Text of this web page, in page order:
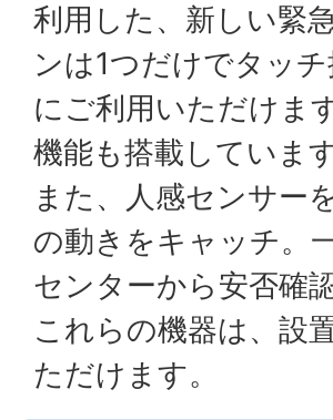
利用した、新しい緊
ンは1つだけでタッ
にご利用いただけま
機能も搭載しています
また、人感センサー
の動きをキャッチ。
センターから安否確
これらの機器は、設
ただけます。